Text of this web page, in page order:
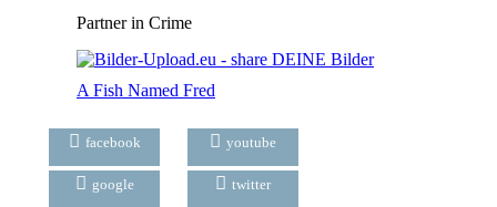
Partner in Crime
A Fish Named Fred
facebook youtube
google twitter